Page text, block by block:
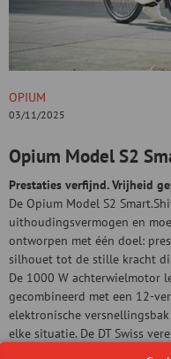
OPIUM
03/11/2025
Opium Model S2
Prestaties verfijnd. Vrijheid
De Opium Model S2
uithoudingsvermogen en
ontworpen met één doel:
silhouet tot de stille kracht
De 1000 W achterwielmotor
gecombineerd met een 12-
elektronische
elke situatie. De DT Swiss